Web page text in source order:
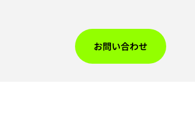
お問い合わせ